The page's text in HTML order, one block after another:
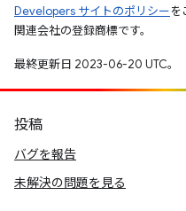
Developers サイトのポリシーを
関連会社の登録商標です。
最終更新日 2023-06-20 UTC。
投稿
バグを報告
未解決の問題を見る